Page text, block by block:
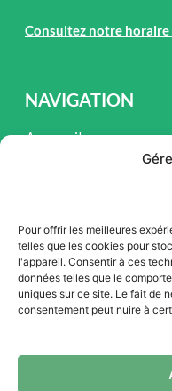
Pour offrir les meilleures
telles que les cookies pour
l'appareil. Consentir à ces
données telles que le
uniques sur ce site. Le fait de
consentement peut nuire à
Consultez notre horaire
NAVIGATION
Accueil
Promotion
Blogue
Nous contacter